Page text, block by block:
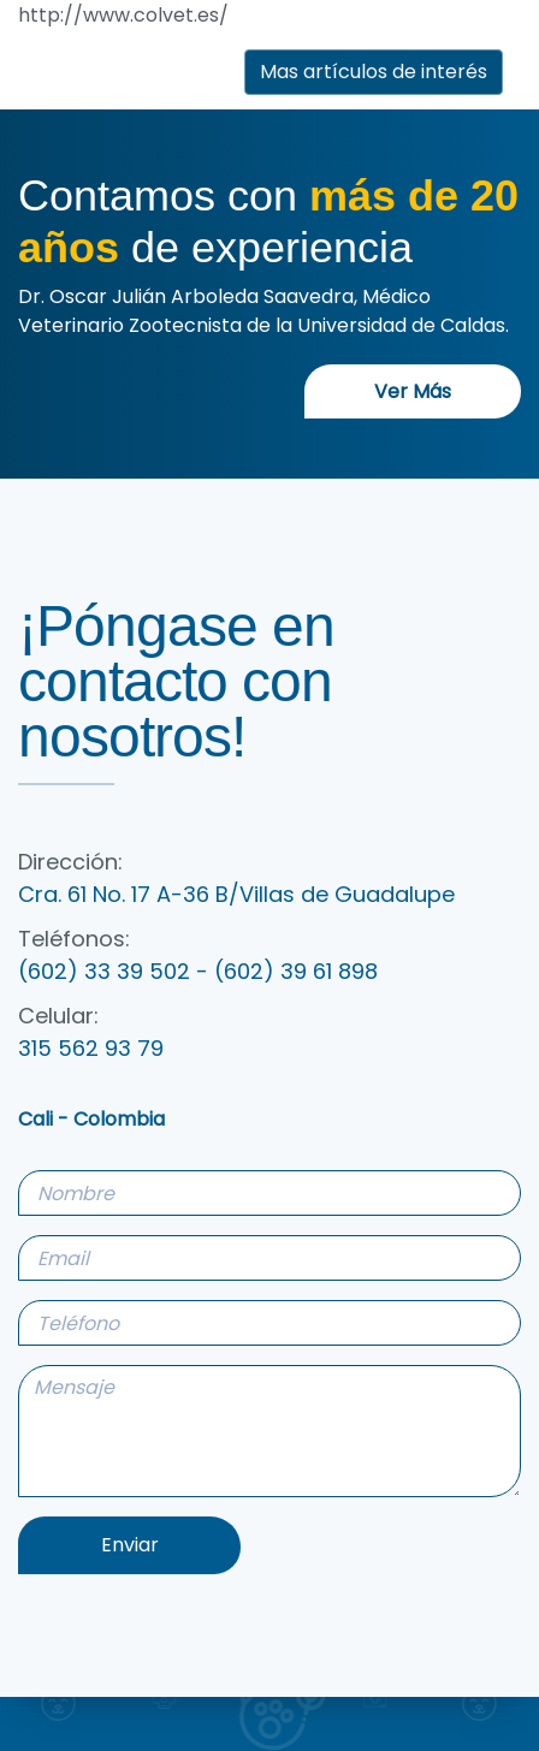
http://www.colvet.es/
Mas artículos de interés
Contamos con más de 20
años de experiencia
Dr. Oscar Julián Arboleda Saavedra, Médico
Veterinario Zootecnista de la Universidad de Caldas.
Ver Más
¡Póngase en
contacto con
nosotros!
Dirección:
Cra. 61 No. 17 A-36 B/Villas de Guadalupe
Teléfonos:
(602) 33 39 502 - (602) 39 61 898
Celular:
315 562 93 79
Cali - Colombia
Enviar